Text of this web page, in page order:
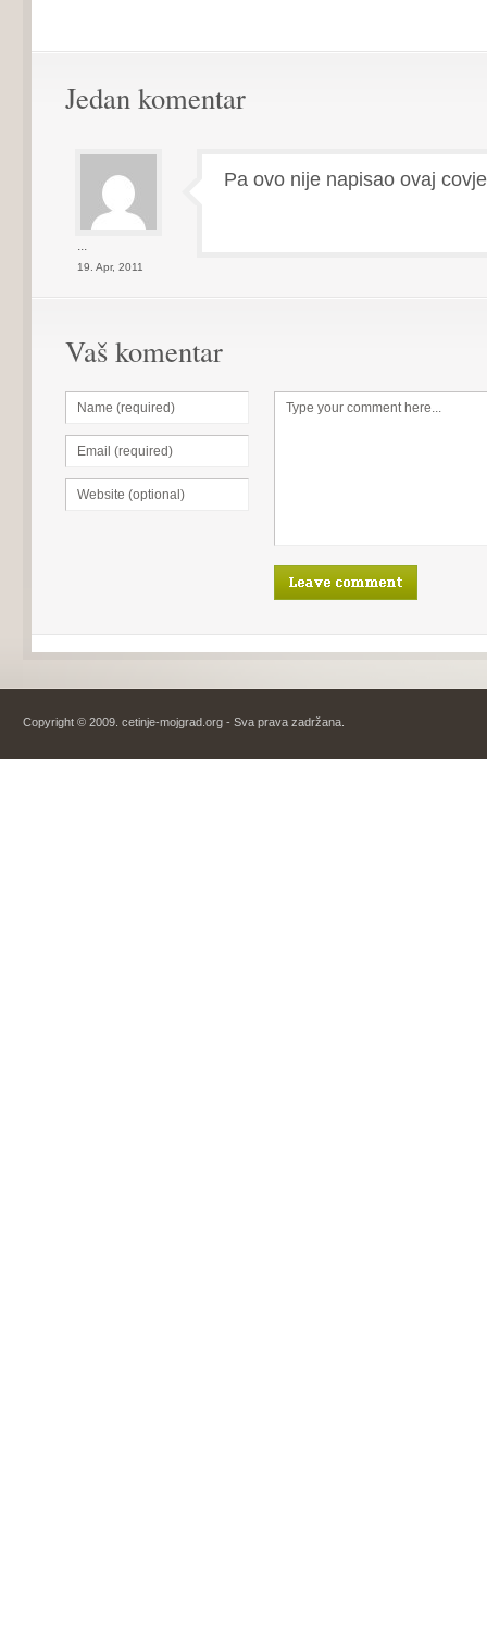
Jedan komentar
...
19. Apr, 2011
Pa ovo nije napisao ovaj
Vaš komentar
Copyright © 2009. cetinje-mojgrad.org - Sva prava zadržana.